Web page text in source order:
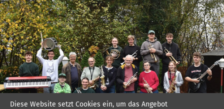
Diese Website setzt Cookies ein, um das Angebot